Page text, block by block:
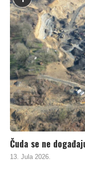
Čuda se ne
13. Jula 2026.